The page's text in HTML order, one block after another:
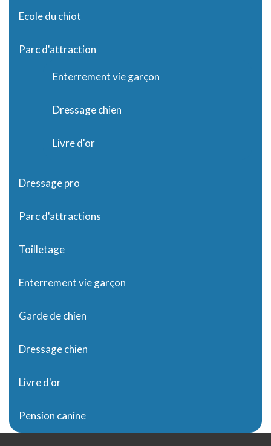
Ecole du chiot
Parc d'attraction
Enterrement vie garçon
Dressage chien
Livre d'or
Dressage pro
Parc d'attractions
Toilletage
Enterrement vie garçon
Garde de chien
Dressage chien
Livre d'or
Pension canine